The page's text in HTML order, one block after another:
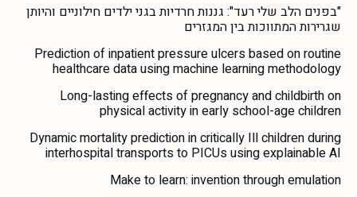
"בפנים הלב שלי רעד": גננות חרדיות בגני ילדים חילוניים והיותן
שגרירות המתווכות בין המגזרים
Prediction of inpatient pressure ulcers based on routine
healthcare data using machine learning methodology
Long-lasting effects of pregnancy and childbirth on
physical activity in early school-age children
Dynamic mortality prediction in critically Ill children during
interhospital transports to PICUs using explainable AI
Make to learn: invention through emulation